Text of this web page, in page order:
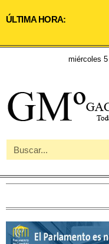
ÚLTIMA HORA:
miércoles